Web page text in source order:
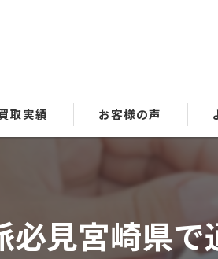
取実績 お客様の声
必見宮崎県